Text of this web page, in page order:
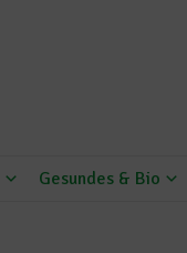
Gesundes & Bio